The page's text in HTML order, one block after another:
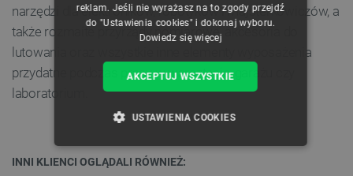
narzędzi dla elektroników, robotyków i majsterkowiczów, a
także rozmaite przyrządy pomiarowe, akcesoria do
lutowania oraz wszystkie inne elementy wyposażenia
przydatne podczas pracy w warsztacie, garażu czy
laboratorium.
INNI KLIENCI OGLĄDALI RÓWNIEŻ:
reklam. Jeśli nie wyrażasz na to zgody przejdź
do "Ustawienia cookies" i dokonaj wyboru.
Dowiedz się więcej
AKCEPTUJ WSZYSTKIE
USTAWIENIA COOKIES